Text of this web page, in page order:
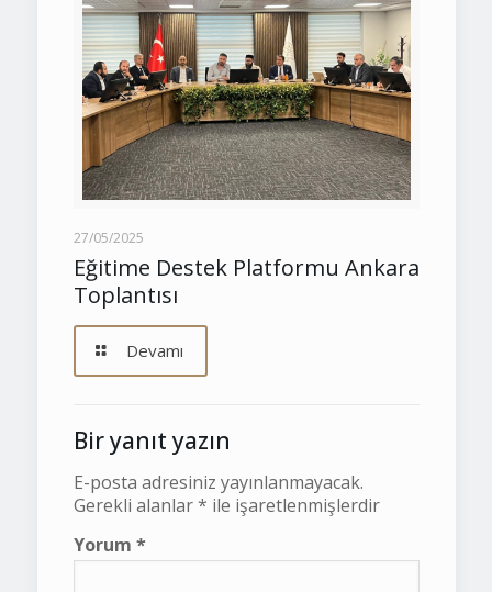
27/05/2025
Eğitime Destek Platformu Ankara
Toplantısı
Devamı
Bir yanıt yazın
E-posta adresiniz yayınlanmayacak.
Gerekli alanlar* ile işaretlenmişlerdir
Yorum *